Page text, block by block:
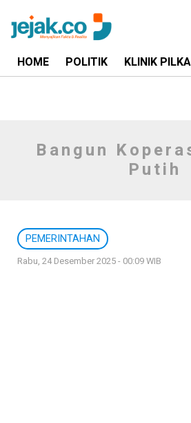
HOME POLITIK KLINIK
Bangun
Putih
PEMERINTAHAN
Rabu, 24 Desember 2025 - 00:09 WIB